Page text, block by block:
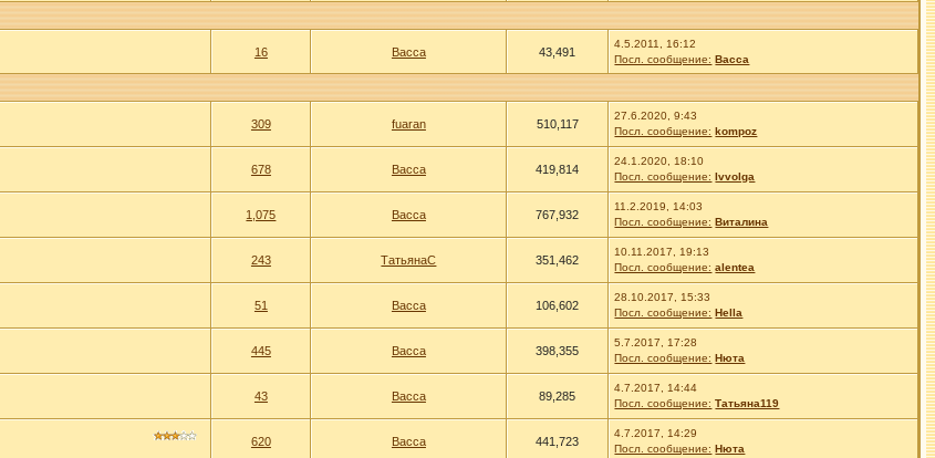
16 Васса 43,491
4.5.2011, 16:12
Посл. сообщение: Васса
309 fuaran 510,117
27.6.2020, 9:43
Посл. сообщение: kompoz
678 Васса 419,814
24.1.2020, 18:10
Посл. сообщение: Ivvolga
1,075 Васса 767,932
11.2.2019, 14:03
Посл. сообщение: Виталина
243 ТатьянаС 351,462
10.11.2017, 19:13
Посл. сообщение: alentea
51 Васса 106,602
28.10.2017, 15:33
Посл. сообщение: Hella
445 Васса 398,355
5.7.2017, 17:28
Посл. сообщение: Нюта
43 Васса 89,285
4.7.2017, 14:44
Посл. сообщение: Татьяна119
620 Васса 441,723
4.7.2017, 14:29
Посл. сообщение: Нюта